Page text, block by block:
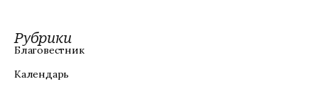
Рубрики
Благовестник
Календарь